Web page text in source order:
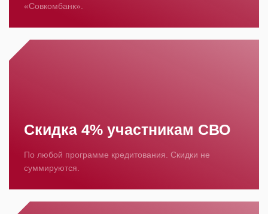
«Совкомбанк».
Скидка 4% участникам СВО
По любой программе кредитования. Скидки не
суммируются.